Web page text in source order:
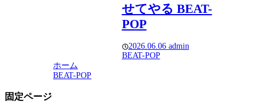
せてやる BEAT-
POP
2026.06.06 admin
BEAT-POP
ホーム
BEAT-POP
固定ページ